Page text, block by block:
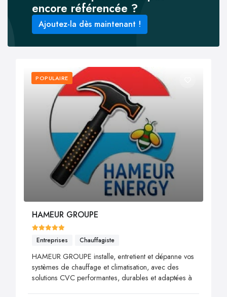
encore référencée ?
Ajoutez-la dès maintenant !
POPULAIRE
HAMEUR GROUPE
Entreprises Chauffagiste
HAMEUR GROUPE installe, entretient et dépanne vos
systèmes de chauffage et climatisation, avec des
solutions CVC performantes, durables et adaptées à